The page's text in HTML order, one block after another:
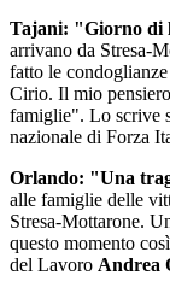
Tajani: "Giorno di
arrivano da Stresa-
fatto le
Cirio. Il mio
famiglie". Lo scrive
nazionale di Forza
Orlando: "Una
alle famiglie delle
Stresa-Mottarone.
questo momento
del Lavoro Andrea